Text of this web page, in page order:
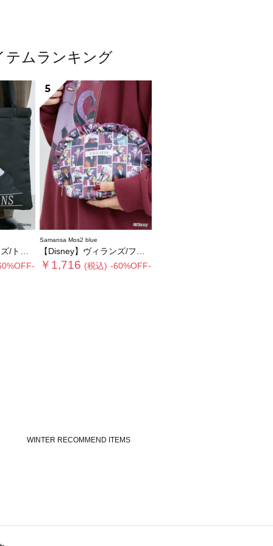
テムランキング
ッグ
5
Samansa Mos2 blue
【Disney】ヴィランズ/フリルポーチ
￥1,716 (税込) -60%OFF-